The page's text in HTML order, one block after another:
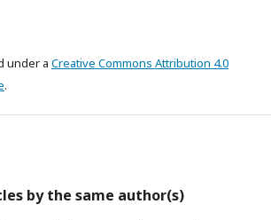
under a Creative Commons Attribution 4.0
.
by the same author(s)